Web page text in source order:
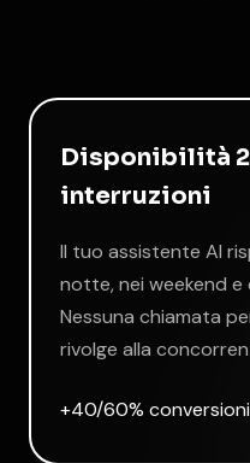
Disponibilità
interruzioni
Il tuo assistente AI
notte, nei weekend
Nessuna chiamata
rivolge alla
+40/60% conversioni